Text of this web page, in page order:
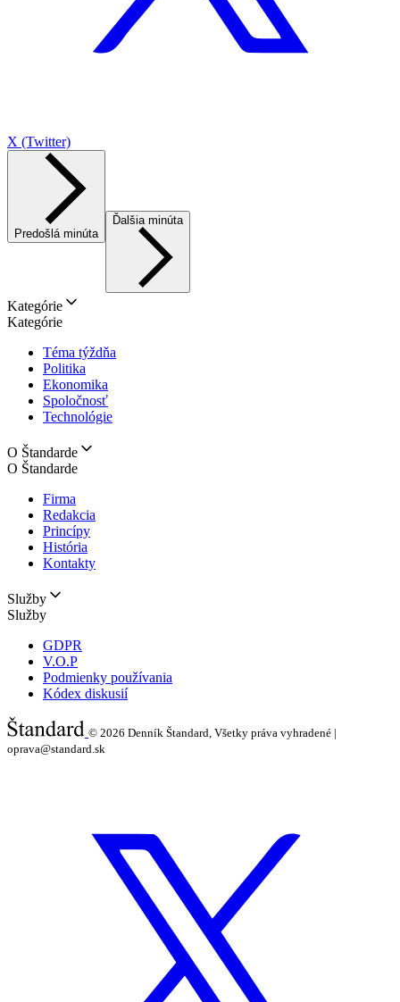
X (Twitter)
Predošlá minúta
Ďalšia minúta
Kategórie
Kategórie
Téma týždňa
Politika
Ekonomika
Spoločnosť
Technológie
O Štandarde
O Štandarde
Firma
Redakcia
Princípy
História
Kontakty
Služby
Služby
GDPR
V.O.P
Podmienky používania
Kódex diskusií
© 2026 Denník Štandard, Všetky práva vyhradené |
oprava@standard.sk